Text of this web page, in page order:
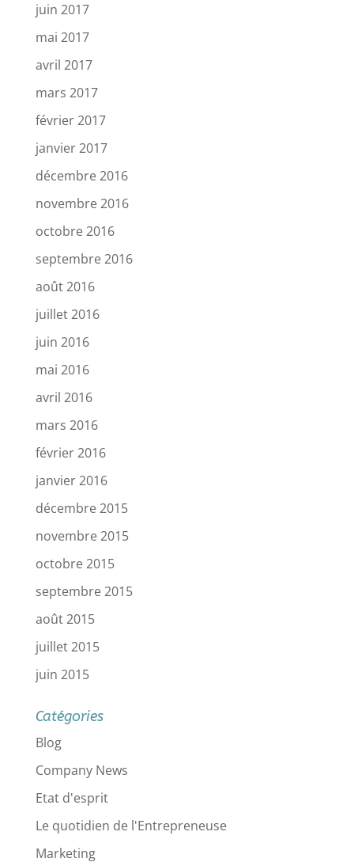
juin 2017
mai 2017
avril 2017
mars 2017
février 2017
janvier 2017
décembre 2016
novembre 2016
octobre 2016
septembre 2016
août 2016
juillet 2016
juin 2016
mai 2016
avril 2016
mars 2016
février 2016
janvier 2016
décembre 2015
novembre 2015
octobre 2015
septembre 2015
août 2015
juillet 2015
juin 2015
Catégories
Blog
Company News
Etat d'esprit
Le quotidien de l'Entrepreneuse
Marketing